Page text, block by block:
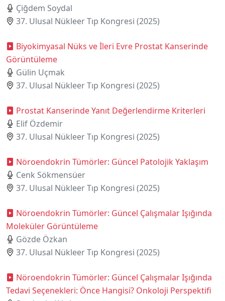
Çiğdem Soydal
37. Ulusal Nükleer Tıp Kongresi (2025)
Biyokimyasal Nüks ve İleri Evre Prostat Kanserinde
Görüntüleme
Gülin Uçmak
37. Ulusal Nükleer Tıp Kongresi (2025)
Prostat Kanserinde Yanıt Değerlendirme Kriterleri
Elif Özdemir
37. Ulusal Nükleer Tıp Kongresi (2025)
Nöroendokrin Tümörler: Güncel Patolojik Yaklaşım
Cenk Sökmensüer
37. Ulusal Nükleer Tıp Kongresi (2025)
Nöroendokrin Tümörler: Güncel Çalışmalar Işığında
Moleküler Görüntüleme
Gözde Özkan
37. Ulusal Nükleer Tıp Kongresi (2025)
Nöroendokrin Tümörler: Güncel Çalışmalar Işığında
Tedavi Seçenekleri: Önce Hangisi? Onkoloji Perspektifi